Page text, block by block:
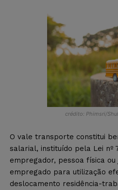
crédito: Phimsri/
O vale transporte constitui
salarial, instituído pela Lei nº
empregador, pessoa física
empregado para utilização
deslocamento residência-